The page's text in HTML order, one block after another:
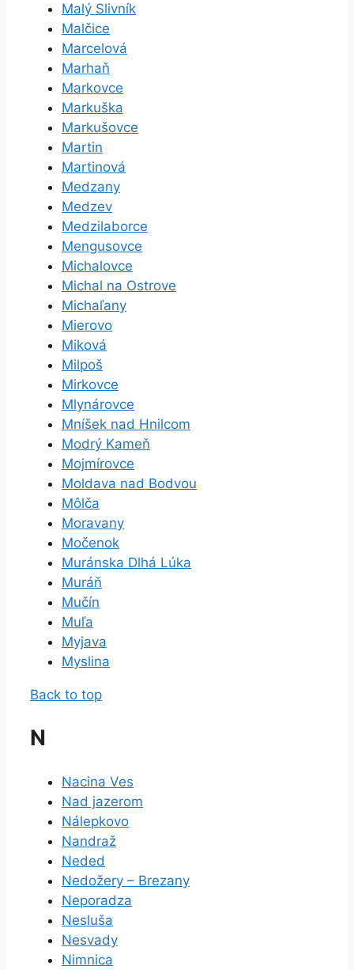
Malý Slivník
Malčice
Marcelová
Marhaň
Markovce
Markuška
Markušovce
Martin
Martinová
Medzany
Medzev
Medzilaborce
Mengusovce
Michalovce
Michal na Ostrove
Michaľany
Mierovo
Miková
Milpoš
Mirkovce
Mlynárovce
Mníšek nad Hnilcom
Modrý Kameň
Mojmírovce
Moldava nad Bodvou
Môlča
Moravany
Močenok
Muránska Dlhá Lúka
Muráň
Mučín
Muľa
Myjava
Myslina
Back to top
N
Nacina Ves
Nad jazerom
Nálepkovo
Nandraž
Neded
Nedožery – Brezany
Neporadza
Nesluša
Nesvady
Nimnica